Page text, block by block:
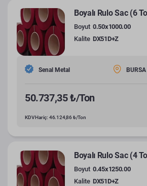
Boyalı Rulo Sac (6
Boyut 0.50x1000.00
Kalite DX51D+Z
Senal Metal
50.737,35 ₺/Ton
KDV Hariç: 46.124,86 ₺/Ton
Boyalı Rulo Sac (4
Boyut 0.45x1250.00
Kalite DX51D+Z